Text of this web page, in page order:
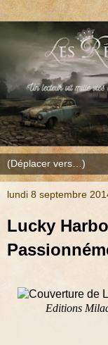
lundi 8 septembre
Lucky
Editions